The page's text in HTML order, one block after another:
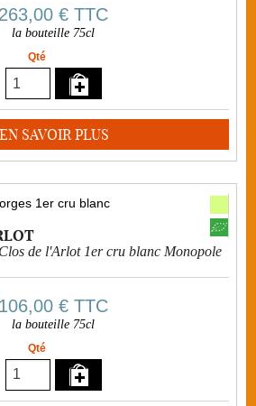
263,00 € TTC
la bouteille 75cl
Qté
EN SAVOIR PLUS
1er cru blanc
de l'Arlot 1er cru blanc Monopole
106,00 € TTC
la bouteille 75cl
Qté